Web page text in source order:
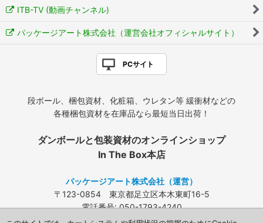
ITB-TV (動画チャンネル)
パッケージアート株式会社（運営会社オフィシャルサイト）
PCサイト
段ボール、梱包資材、化粧箱、ウレタン等 緩衝材などの
各種梱包資材を在庫品なら最短当日出荷！
ダンボールと包装資材のオンラインショップ
In The Box本店
パッケージアート株式会社（運営）
〒123-0854 東京都足立区本木東町16-5
電話番号: 050-1793-4240
FAX: 03-3840-4424